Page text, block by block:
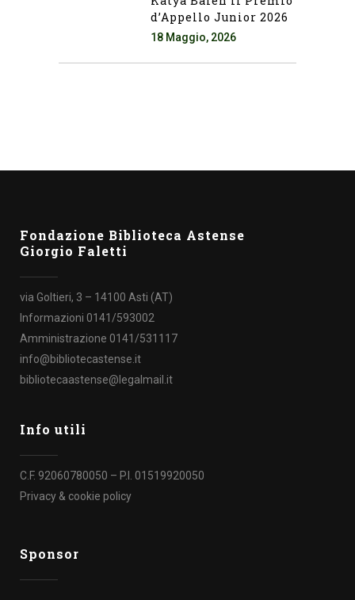
d’Appello Junior 2026
18 Maggio, 2026
Fondazione Biblioteca Astense
Giorgio Faletti
via Goltieri, 3 – 14100 Asti (AT)
Informazioni 0141/593002
Amministrazione 0141/531117
info@bibliotecastense.it
bibliotecaastense@legalmail.it
Info utili
C.F. 92060780050 – P.I. 01519920050
Privacy & cookie policy
Sponsor